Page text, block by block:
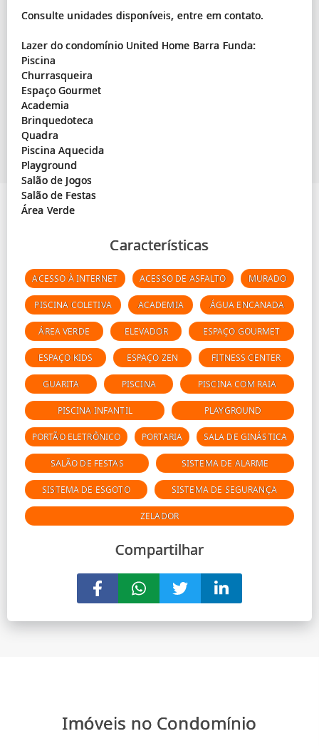
Consulte unidades disponíveis, entre em contato.
Lazer do condomínio United Home Barra Funda:
Piscina
Churrasqueira
Espaço Gourmet
Academia
Brinquedoteca
Quadra
Piscina Aquecida
Playground
Salão de Jogos
Salão de Festas
Características
ACESSO À INTERNET ACESSO DE ASFALTO MURADO
PISCINA COLETIVA ACADEMIA ÁGUA ENCANADA
ÁREA VERDE ELEVADOR ESPAÇO GOURMET
ESPAÇO KIDS ESPAÇO ZEN FITNESS CENTER
GUARITA PISCINA PISCINA COM RAIA
PISCINA INFANTIL PLAYGROUND
PORTÃO ELETRÔNICO PORTARIA SALA DE GINÁSTICA
SALÃO DE FESTAS SISTEMA DE ALARME
SISTEMA DE ESGOTO SISTEMA DE SEGURANÇA
ZELADOR
Compartilhar
Imóveis no Condomínio